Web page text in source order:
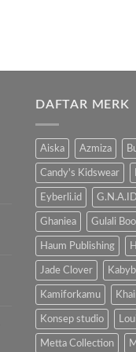
DAFTAR MERK
Aiska Azmiza
Candy's Kidswear
Eyberli.id G.N.A.ID
Ghaniea Gulali
Haum Publishing
Jade Clover
Kamiforkamu
Konsep studio
Metta Collection